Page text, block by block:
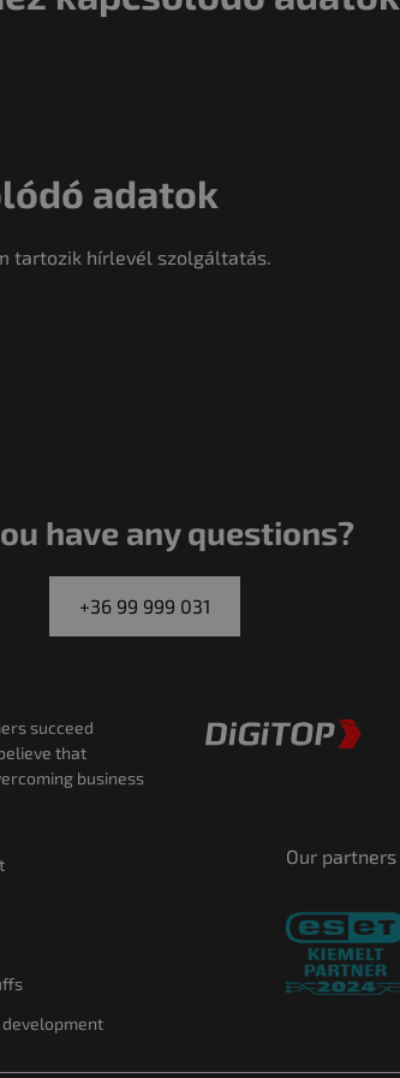
adatok
tartozik hírlevél szolgáltatás.
have any questions?
+36 99 999 031
succeed
that
business
Our partners